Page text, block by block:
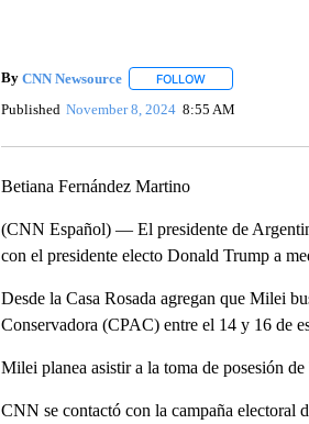
By CNN Newsource FOLLOWFOLLOW "" TO
Published November 8, 2024 8:55 AM
Betiana Fernández Martino
(CNN Español) — El presidente de
con el presidente electo Donald Trump a
Desde la Casa Rosada agregan que Milei
Conservadora (CPAC) entre el 14 y 16 de
Milei planea asistir a la toma de posesión
CNN se contactó con la campaña electoral